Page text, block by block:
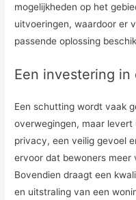
mogelijkheden op het
uitvoeringen, waardoor er
passende oplossing
Een investering
Een schutting wordt vaak
overwegingen, maar
privacy, een veilig gevoel
ervoor dat bewoners meer
Bovendien draagt een
en uitstraling van een